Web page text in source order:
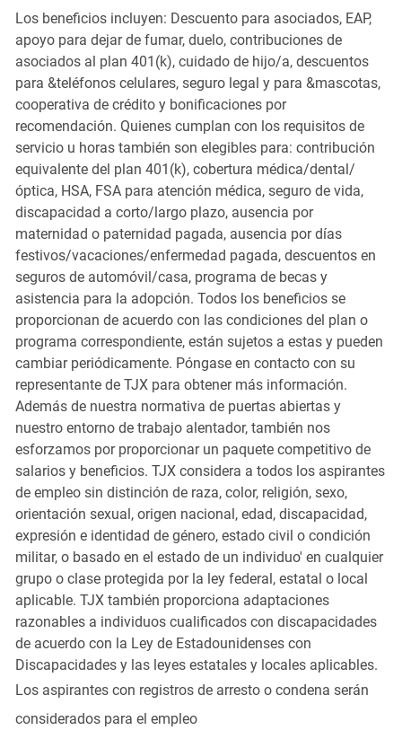
Los beneficios incluyen: Descuento para asociados, EAP,
apoyo para dejar de fumar, duelo, contribuciones de
asociados al plan 401(k), cuidado de hijo/a, descuentos
para &teléfonos celulares, seguro legal y para &mascotas,
cooperativa de crédito y bonificaciones por
recomendación. Quienes cumplan con los requisitos de
servicio u horas también son elegibles para: contribución
equivalente del plan 401(k), cobertura médica/dental/
óptica, HSA, FSA para atención médica, seguro de vida,
discapacidad a corto/largo plazo, ausencia por
maternidad o paternidad pagada, ausencia por días
festivos/vacaciones/enfermedad pagada, descuentos en
seguros de automóvil/casa, programa de becas y
asistencia para la adopción. Todos los beneficios se
proporcionan de acuerdo con las condiciones del plan o
programa correspondiente, están sujetos a estas y pueden
cambiar periódicamente. Póngase en contacto con su
representante de TJX para obtener más información.
Además de nuestra normativa de puertas abiertas y
nuestro entorno de trabajo alentador, también nos
esforzamos por proporcionar un paquete competitivo de
salarios y beneficios. TJX considera a todos los aspirantes
de empleo sin distinción de raza, color, religión, sexo,
orientación sexual, origen nacional, edad, discapacidad,
expresión e identidad de género, estado civil o condición
militar, o basado en el estado de un individuo' en cualquier
grupo o clase protegida por la ley federal, estatal o local
aplicable. TJX también proporciona adaptaciones
razonables a individuos cualificados con discapacidades
de acuerdo con la Ley de Estadounidenses con
Discapacidades y las leyes estatales y locales aplicables.
Los aspirantes con registros de arresto o condena serán
considerados para el empleo